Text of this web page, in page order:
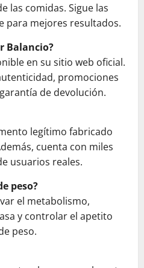
las comidas. Sigue las
para mejores resultados.
Balancio?
en su sitio web oficial.
promociones
de devolución.
legítimo fabricado
cuenta con miles
usuarios reales.
peso?
el metabolismo,
y controlar el apetito
peso.